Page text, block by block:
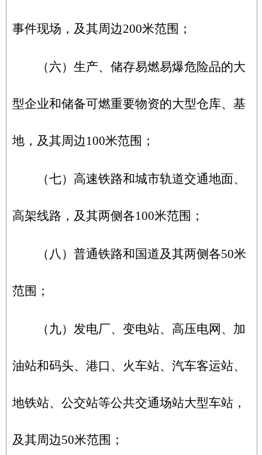
事件现场，及其周边200米范围；
（六）生产、储存易燃易爆危险品的大
型企业和储备可燃重要物资的大型仓库、基
地，及其周边100米范围；
（七）高速铁路和城市轨道交通地面、
高架线路，及其两侧各100米范围；
（八）普通铁路和国道及其两侧各50米
范围；
（九）发电厂、变电站、高压电网、加
油站和码头、港口、火车站、汽车客运站、
地铁站、公交站等公共交通场站大型车站，
及其周边50米范围；